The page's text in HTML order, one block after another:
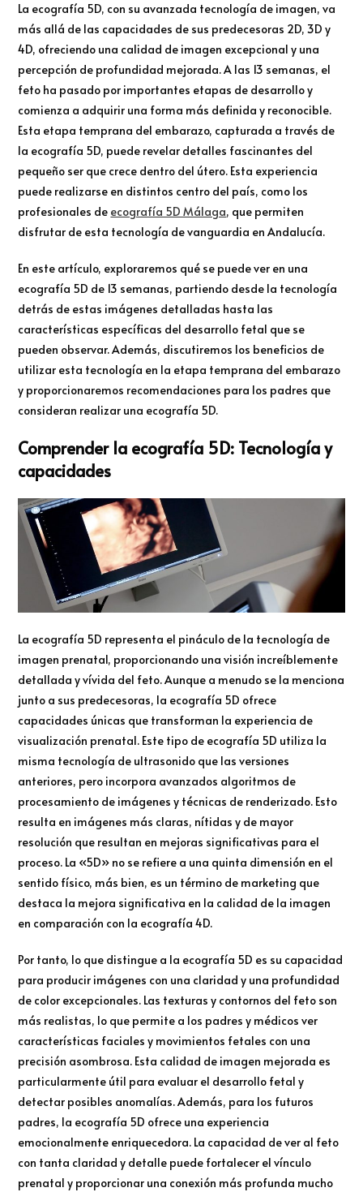
La ecografía 5D, con su avanzada tecnología de imagen, va
más allá de las capacidades de sus predecesoras 2D, 3D y
4D, ofreciendo una calidad de imagen excepcional y una
percepción de profundidad mejorada. A las 13 semanas, el
feto ha pasado por importantes etapas de desarrollo y
comienza a adquirir una forma más definida y reconocible.
Esta etapa temprana del embarazo, capturada a través de
la ecografía 5D, puede revelar detalles fascinantes del
pequeño ser que crece dentro del útero. Esta experiencia
puede realizarse en distintos centro del país, como los
profesionales de ecografía 5D Málaga, que permiten
disfrutar de esta tecnología de vanguardia en Andalucía.
En este artículo, exploraremos qué se puede ver en una
ecografía 5D de 13 semanas, partiendo desde la tecnología
detrás de estas imágenes detalladas hasta las
características específicas del desarrollo fetal que se
pueden observar. Además, discutiremos los beneficios de
utilizar esta tecnología en la etapa temprana del embarazo
y proporcionaremos recomendaciones para los padres que
consideran realizar una ecografía 5D.
Comprender la ecografía 5D: Tecnología y
capacidades
La ecografía 5D representa el pináculo de la tecnología de
imagen prenatal, proporcionando una visión increíblemente
detallada y vívida del feto. Aunque a menudo se la menciona
junto a sus predecesoras, la ecografía 5D ofrece
capacidades únicas que transforman la experiencia de
visualización prenatal. Este tipo de ecografía 5D utiliza la
misma tecnología de ultrasonido que las versiones
anteriores, pero incorpora avanzados algoritmos de
procesamiento de imágenes y técnicas de renderizado. Esto
resulta en imágenes más claras, nítidas y de mayor
resolución que resultan en mejoras significativas para el
proceso. La «5D» no se refiere a una quinta dimensión en el
sentido físico, más bien, es un término de marketing que
destaca la mejora significativa en la calidad de la imagen
en comparación con la ecografía 4D.
Por tanto, lo que distingue a la ecografía 5D es su capacidad
para producir imágenes con una claridad y una profundidad
de color excepcionales. Las texturas y contornos del feto son
más realistas, lo que permite a los padres y médicos ver
características faciales y movimientos fetales con una
precisión asombrosa. Esta calidad de imagen mejorada es
particularmente útil para evaluar el desarrollo fetal y
detectar posibles anomalías. Además, para los futuros
padres, la ecografía 5D ofrece una experiencia
emocionalmente enriquecedora. La capacidad de ver al feto
con tanta claridad y detalle puede fortalecer el vínculo
prenatal y proporcionar una conexión más profunda mucho